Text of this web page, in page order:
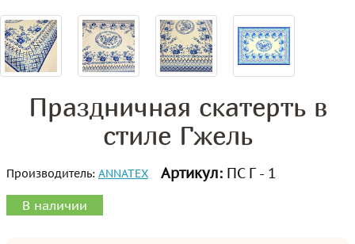
Праздничная скатерть в
стиле Гжель
Производитель: ANNATEX Артикул: ПС Г - 1
В наличии